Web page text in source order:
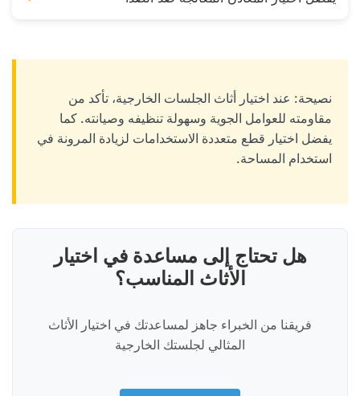
نصيحة: عند اختيار أثاث الجلسات الخارجية، تأكد من
مقاومته للعوامل الجوية وسهولة تنظيفه وصيانته. كما
يفضل اختيار قطع متعددة الاستخدامات لزيادة المرونة في
استخدام المساحة.
هل تحتاج إلى مساعدة في اختيار
الأثاث المناسب؟
فريقنا من الخبراء جاهز لمساعدتك في اختيار الأثاث
المثالي لجلستك الخارجية